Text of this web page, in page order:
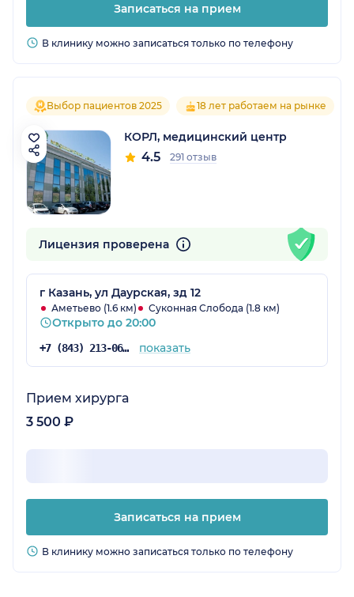
Записаться на прием
В клинику можно записаться только по телефону
Выбор пациентов 2025 18 лет работаем на рынке
КОРЛ, медицинский центр
4.5 291 отзыв
Лицензия проверена
г Казань, ул Даурская, зд 12
Аметьево (1.6 км) Суконная Слобода (1.8 км)
Открыто до 20:00
+7 (843) 213-06-72 показать
Прием хирурга
3 500 ₽
Записаться на прием
В клинику можно записаться только по телефону